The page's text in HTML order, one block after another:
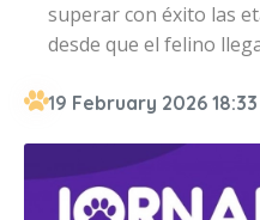
superar con éxito las
desde que el felino
19 February 2026